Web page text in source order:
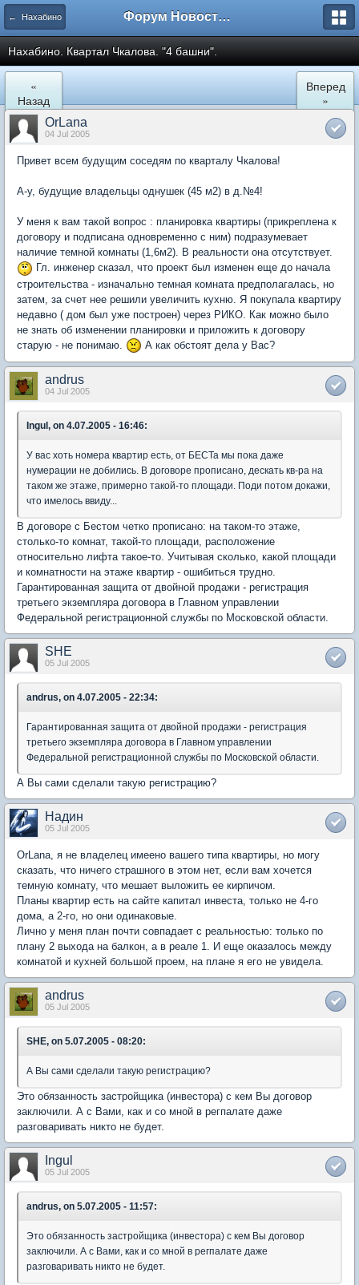
← Нахабино Форум Новостройки
Нахабино. Квартал Чкалова. "4 башни".
«
Назад
Вперед
»
OrLana
04 Jul 2005
Привет всем будущим соседям по кварталу Чкалова!
А-у, будущие владельцы однушек (45 м2) в д.№4!
У меня к вам такой вопрос : планировка квартиры (прикреплена к
договору и подписана одновременно с ним) подразумевает
наличие темной комнаты (1,6м2). В реальности она отсутствует.
Гл. инженер сказал, что проект был изменен еще до начала
строительства - изначально темная комната предполагалась, но
затем, за счет нее решили увеличить кухню. Я покупала квартиру
недавно ( дом был уже построен) через РИКО. Как можно было
не знать об изменении планировки и приложить к договору
старую - не понимаю.
А как обстоят дела у Вас?
andrus
04 Jul 2005
Ingul, on 4.07.2005 - 16:46:
У вас хоть номера квартир есть, от БЕСТа мы пока даже
нумерации не добились. В договоре прописано, дескать кв-ра на
таком же этаже, примерно такой-то площади. Поди потом докажи,
что имелось ввиду...
В договоре с Бестом четко прописано: на таком-то этаже,
столько-то комнат, такой-то площади, расположение
относительно лифта такое-то. Учитывая сколько, какой площади
и комнатности на этаже квартир - ошибиться трудно.
Гарантированная защита от двойной продажи - регистрация
третьего экземпляра договора в Главном управлении
Федеральной регистрационной службы по Московской области.
SHE
05 Jul 2005
andrus, on 4.07.2005 - 22:34:
Гарантированная защита от двойной продажи - регистрация
третьего экземпляра договора в Главном управлении
Федеральной регистрационной службы по Московской области.
А Вы сами сделали такую регистрацию?
Надин
05 Jul 2005
OrLana, я не владелец имеено вашего типа квартиры, но могу
сказать, что ничего страшного в этом нет, если вам хочется
темную комнату, что мешает выложить ее кирпичом.
Планы квартир есть на сайте капитал инвеста, только не 4-го
дома, а 2-го, но они одинаковые.
Лично у меня план почти совпадает с реальностью: только по
плану 2 выхода на балкон, а в реале 1. И еще оказалось между
комнатой и кухней большой проем, на плане я его не увидела.
andrus
05 Jul 2005
SHE, on 5.07.2005 - 08:20:
А Вы сами сделали такую регистрацию?
Это обязанность застройщика (инвестора) с кем Вы договор
заключили. А с Вами, как и со мной в регпалате даже
разговаривать никто не будет.
Ingul
05 Jul 2005
andrus, on 5.07.2005 - 11:57:
Это обязанность застройщика (инвестора) с кем Вы договор
заключили. А с Вами, как и со мной в регпалате даже
разговаривать никто не будет.